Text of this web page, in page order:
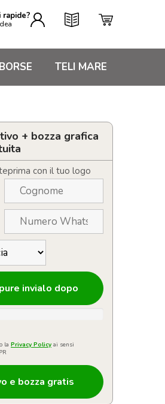
rapide?
BORSE TELI MARE
+ bozza grafica
con il tuo logo
invialo dopo
la Privacy Policy ai sensi